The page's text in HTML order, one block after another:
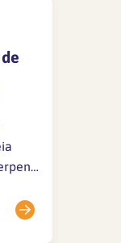
bij de